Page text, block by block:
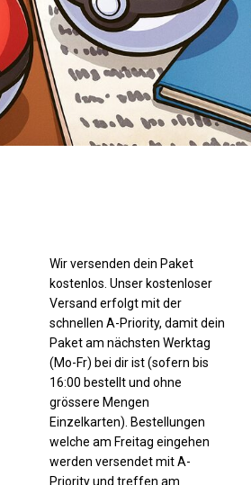
Wir versenden dein Paket
kostenlos. Unser kostenloser
Versand erfolgt mit der
schnellen A-Priority, damit dein
Paket am nächsten Werktag
(Mo-Fr) bei dir ist (sofern bis
16:00 bestellt und ohne
grössere Mengen
Einzelkarten). Bestellungen
welche am Freitag eingehen
werden versendet mit A-
Priority und treffen am